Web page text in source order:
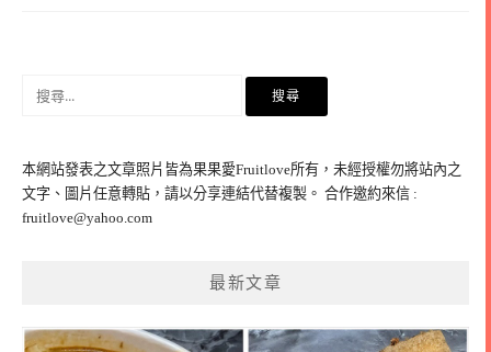
字:
本網站發表之文章照片皆為果果愛Fruitlove所有，未經授權勿將站內之
文字、圖片任意轉貼，請以分享連結代替複製。 合作邀約來信 :
fruitlove@yahoo.com
最新文章